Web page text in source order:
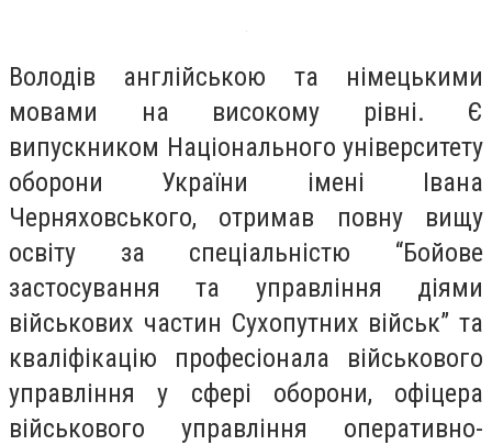
Володів англійською та німецькими
мовами на високому рівні. Є
випускником Національного університету
оборони України імені Івана
Черняховського, отримав повну вищу
освіту за спеціальністю “Бойове
застосування та управління діями
військових частин Сухопутних військ” та
кваліфікацію професіонала військового
управління у сфері оборони, офіцера
військового управління оперативно-